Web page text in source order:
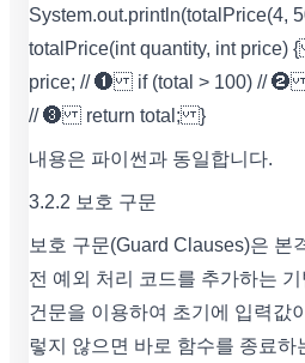
totalPrice(int quantity, int
price; // ➊ if (total > 100) // ➋
// ❸ return total; }
내용은 파이썬과 동일합니다.
3.2.2 보호 구문
보호 구문(Guard Clauses)은 본
전 예외 처리 코드를 추가하는
건문을 이용하여 초기에 입력값
렇지 않으면 바로 함수를 종료하